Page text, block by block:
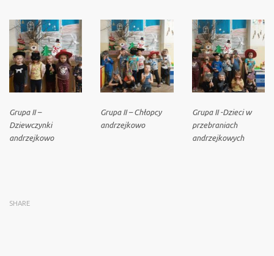
Grupa II –
Dziewczynki
andrzejkowo
Grupa II – Chłopcy
andrzejkowo
Grupa II -Dzieci w
przebraniach
andrzejkowych
SHARE